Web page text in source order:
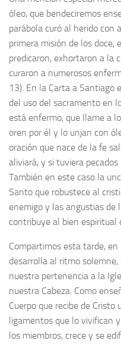
óleo, que bendeciremos
parábola curó al herido con
primera misión de los doce,
predicaron, exhortaron a la
curaron a numerosos
13). En la Carta a
del uso del sacramento en
está enfermo, que llame a
oren por él y lo unjan con
oración que nace de la fe
aliviará, y si tuviera
También en este caso la
Santo que robustece al
enemigo y las angustias de
contribuye al bien espiritual
Compartimos esta tarde,
desarrolla al ritmo
nuestra pertenencia a la
nuestra Cabeza. Como
Cuerpo que recibe de Cristo
ligamentos que lo vivifican
los miembros, crece y se